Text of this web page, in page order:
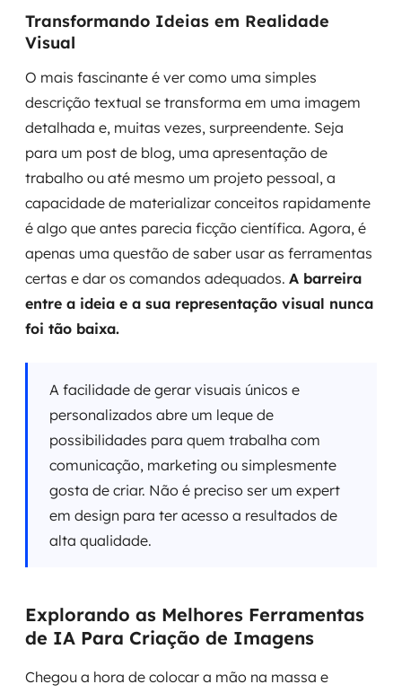
Transformando Ideias em Realidade
Visual
O mais fascinante é ver como uma simples
descrição textual se transforma em uma imagem
detalhada e, muitas vezes, surpreendente. Seja
para um post de blog, uma apresentação de
trabalho ou até mesmo um projeto pessoal, a
capacidade de materializar conceitos rapidamente
é algo que antes parecia ficção científica. Agora, é
apenas uma questão de saber usar as ferramentas
certas e dar os comandos adequados. A barreira
entre a ideia e a sua representação visual nunca
foi tão baixa.
A facilidade de gerar visuais únicos e
personalizados abre um leque de
possibilidades para quem trabalha com
comunicação, marketing ou simplesmente
gosta de criar. Não é preciso ser um expert
em design para ter acesso a resultados de
alta qualidade.
Explorando as Melhores Ferramentas
de IA Para Criação de Imagens
Chegou a hora de colocar a mão na massa e